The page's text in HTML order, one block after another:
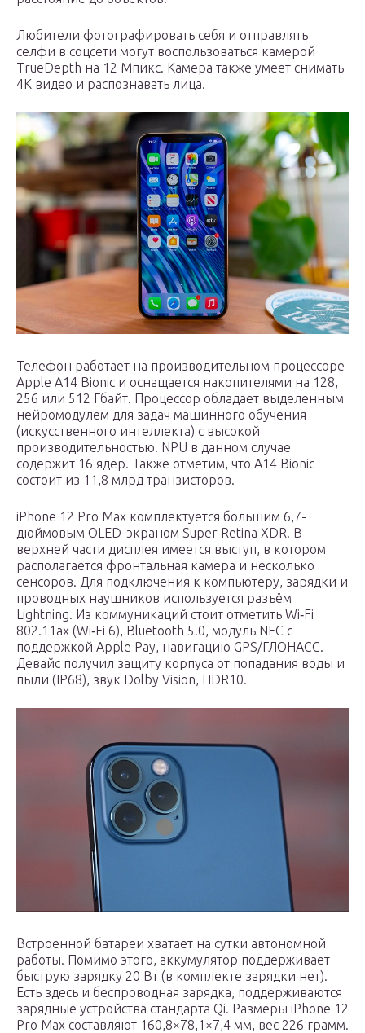
Любители фотографировать себя и отправлять
селфи в соцсети могут воспользоваться камерой
TrueDepth на 12 Мпикс. Камера также умеет снимать
4К видео и распознавать лица.
Телефон работает на производительном процессоре
Apple A14 Bionic и оснащается накопителями на 128,
256 или 512 Гбайт. Процессор обладает выделенным
нейромодулем для задач машинного обучения
(искусственного интеллекта) с высокой
производительностью. NPU в данном случае
содержит 16 ядер. Также отметим, что A14 Bionic
состоит из 11,8 млрд транзисторов.
iPhone 12 Pro Max комплектуется большим 6,7-
дюймовым OLED-экраном Super Retina XDR. В
верхней части дисплея имеется выступ, в котором
располагается фронтальная камера и несколько
сенсоров. Для подключения к компьютеру, зарядки и
проводных наушников используется разъём
Lightning. Из коммуникаций стоит отметить Wi‑Fi
802.11ax (Wi‑Fi 6), Bluetooth 5.0, модуль NFC с
поддержкой Apple Pay, навигацию GPS/ГЛОНАСС.
Девайс получил защиту корпуса от попадания воды и
пыли (IP68), звук Dolby Vision, HDR10.
Встроенной батареи хватает на сутки автономной
работы. Помимо этого, аккумулятор поддерживает
быструю зарядку 20 Вт (в комплекте зарядки нет).
Есть здесь и беспроводная зарядка, поддерживаются
зарядные устройства стандарта Qi. Размеры iPhone 12
Pro Max составляют 160,8×78,1×7,4 мм, вес 226 грамм.